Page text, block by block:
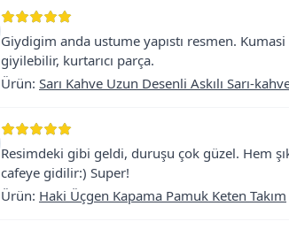
Giydigim anda ustume yapıstı resmen.
giyilebilir, kurtarıcı parça.
Ürün: Sarı Kahve Uzun Desenli Askılı Sarı-
Resimdeki gibi geldi, duruşu çok güzel. Hem
cafeye gidilir:) Super!
Ürün: Haki Üçgen Kapama Pamuk Keten Takım